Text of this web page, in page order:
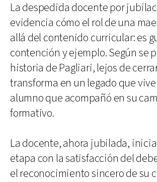
La despedida docente por
evidencia cómo el rol de una
allá del contenido curricular: es
contención y ejemplo. Según se
historia de Pagliari, lejos de
transforma en un legado que
alumno que acompañó en su
formativo.
La docente, ahora jubilada,
etapa con la satisfacción del
el reconocimiento sincero de su